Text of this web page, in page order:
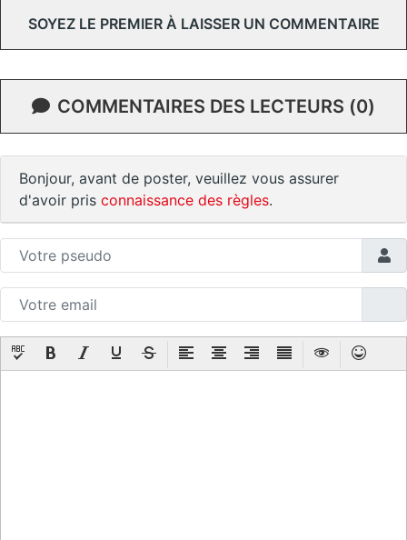
SOYEZ LE PREMIER À LAISSER UN COMMENTAIRE
COMMENTAIRES DES LECTEURS (0)
Bonjour, avant de poster, veuillez vous assurer
d'avoir pris connaissance des règles.